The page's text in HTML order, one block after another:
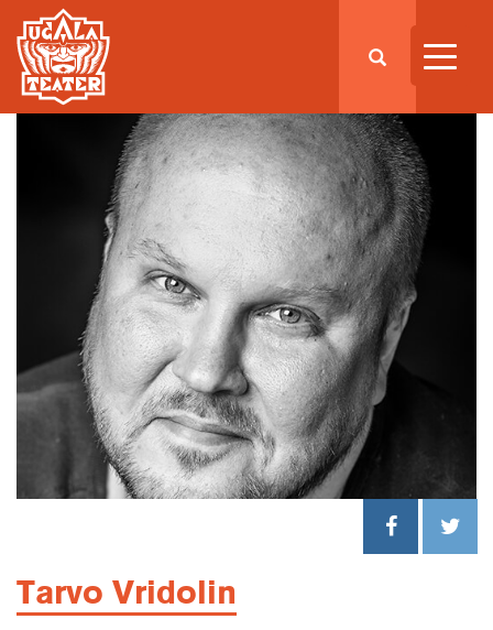
Tarvo Vridolin